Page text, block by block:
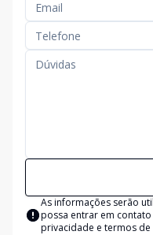
As informações serão
possa entrar em
privacidade e termos de